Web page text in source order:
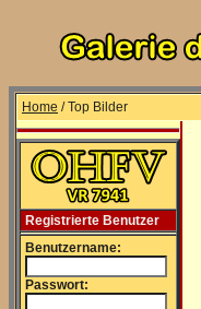
Home / Top Bilder
Registrierte Benutzer
Benutzername:
Passwort: